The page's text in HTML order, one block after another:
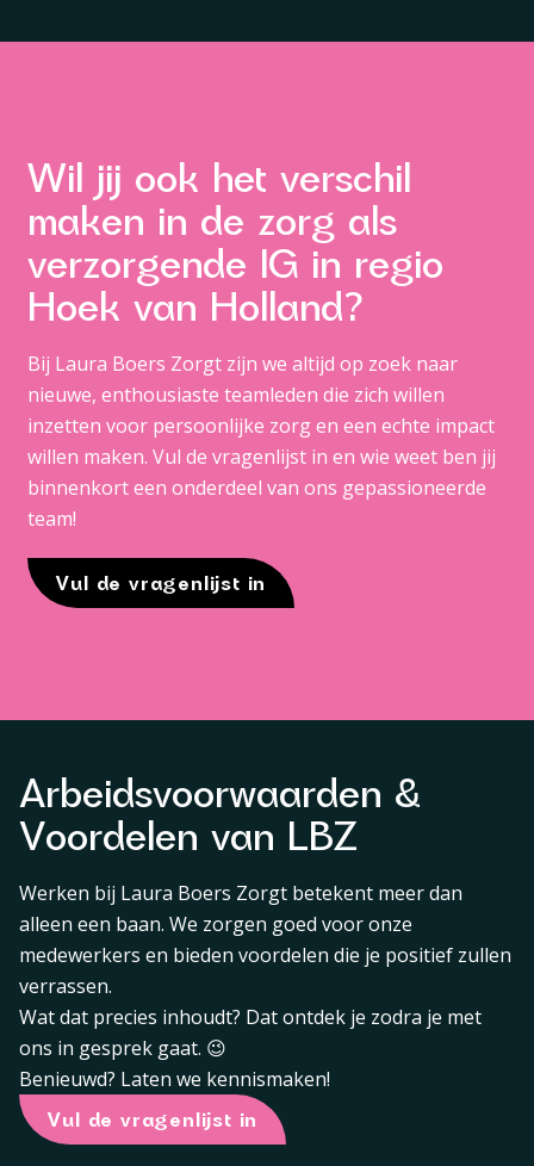
Wil jij ook het verschil
maken in de zorg als
verzorgende IG in regio
Hoek van Holland?
Bij Laura Boers Zorgt zijn we altijd op zoek naar
nieuwe, enthousiaste teamleden die zich willen
inzetten voor persoonlijke zorg en een echte impact
willen maken. Vul de vragenlijst in en wie weet ben jij
binnenkort een onderdeel van ons gepassioneerde
team!
Vul de vragenlijst in
Arbeidsvoorwaarden &
Voordelen van LBZ
Werken bij Laura Boers Zorgt betekent meer dan
alleen een baan. We zorgen goed voor onze
medewerkers en bieden voordelen die je positief zullen
verrassen.
Wat dat precies inhoudt? Dat ontdek je zodra je met
ons in gesprek gaat. 😉
Benieuwd? Laten we kennismaken!
Vul de vragenlijst in